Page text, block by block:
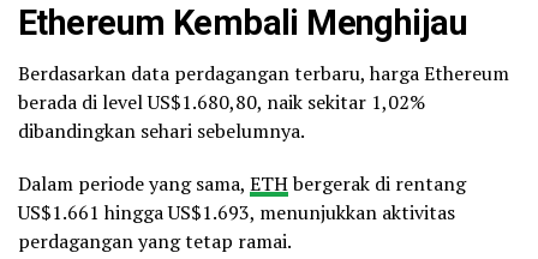
Ethereum Kembali Menghijau
Berdasarkan data perdagangan terbaru, harga Ethereum
berada di level US$1.680,80, naik sekitar 1,02%
dibandingkan sehari sebelumnya.
Dalam periode yang sama, ETHbergerak di rentang
US$1.661 hingga US$1.693, menunjukkan aktivitas
perdagangan yang tetap ramai.